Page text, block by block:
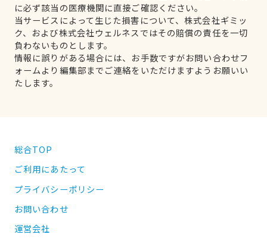
に必ず該当の医療機関に直接ご確認ください。
当サービスによって生じた損害について、株式会社ギミッ
ク、および株式会社ウェルネスではその賠償の責任を一切
負わないものとします。
情報に誤りがある場合には、お手数ですがお問い合わせフ
ォームより編集部までご連絡をいただけますようお願いい
たします。
総合TOP
ご利用にあたって
プライバシーポリシー
お問い合わせ
運営会社